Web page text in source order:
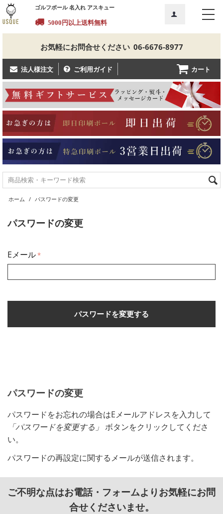
ゴルフボール 名入れ アスキュー
5000円以上送料無料
お気軽にお問合せください 06-6676-8977
法人様注文 ご利用ガイド カート
ホーム / パスワードの変更
パスワードの変更
Eメール
パスワードを変更する
パスワードの変更
パスワードをお忘れの場合はEメールアドレスを入力して
「パスワードを変更する」 ボタンをクリックしてくださ
い。
パスワードの再設定に関するメールが送信されます。
ご不明な点はお電話・フォームよりお気軽にお問
合せくださいませ。